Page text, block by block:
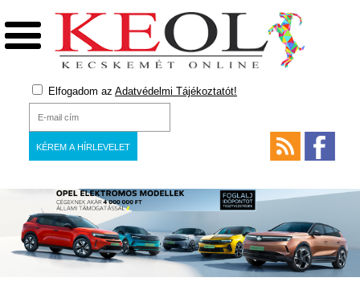
Elfogadom az Adatvédelmi Tájékoztatót!